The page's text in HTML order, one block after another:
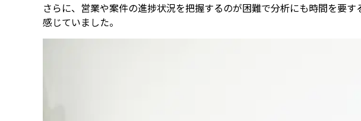
さらに、営業や案件の進捗状況を把握するのが困難で分析にも時間を要
感じていました。